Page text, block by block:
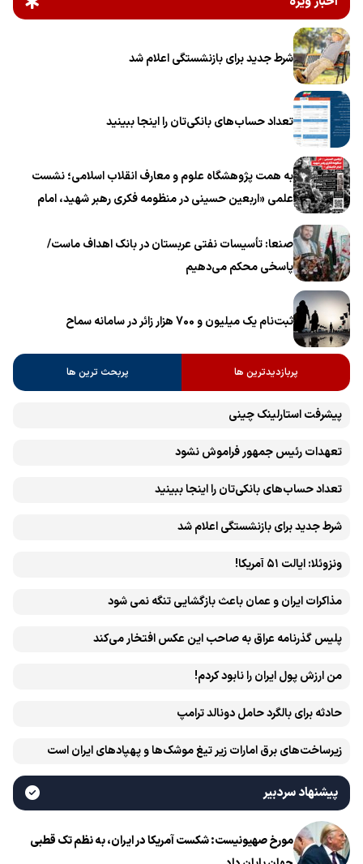
شرط جدید برای بازنشستگی اعلام شد
تعداد حساب‌های بانکی‌تان را اینجا ببینید
به همت پژوهشگاه علوم و معارف انقلاب اسلامی؛ نشست
علمی «اربعین حسینی در منظومه فکری رهبر شهید، امام
صنعا: تأسیسات نفتی عربستان در بانک اهداف ماست/
پاسخی محکم می‌دهیم
ثبت‌نام یک میلیون و 700 هزار زائر در سامانه سماح ‌
پربازدیدترین ها پربحث ترین ها
پیشرفت ‏استارلینک چینی
تعهدات رئیس جمهور فراموش نشود
تعداد حساب‌های بانکی‌تان را اینجا ببینید
شرط جدید برای بازنشستگی اعلام شد
ونزوئلا: ایالت ۵۱ آمریکا!
مذاکرات ایران و عمان باعث بازگشایی تنگه نمی شود
پلیس گذرنامه عراق به صاحب این عکس افتخار می‌کند
من ارزش پول ایران را نابود کردم!
حادثه برای بالگرد حامل دونالد ترامپ
زیرساخت‌های برق امارات زیر تیغ موشک‌ها و پهپادهای ایران است
پیشنهاد سردبیر
مورخ صهیونیست: شکست آمریکا در ایران، به نظم تک قطبی